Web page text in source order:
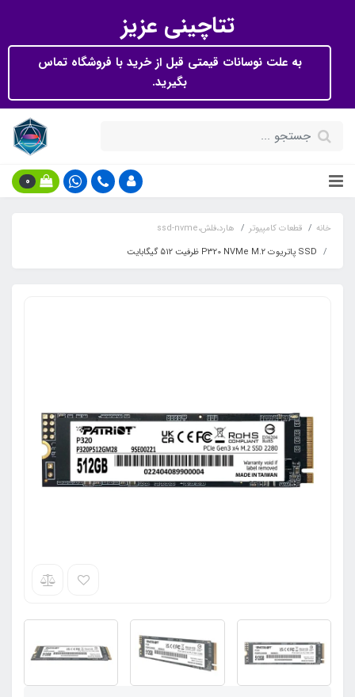
تتاچینی عزیز
به علت نوسانات قیمتی قبل از خرید با فروشگاه تماس
بگیرید.
0
خانه قطعات کامپیوتر
هارد،فلش،ssd-nvme
SSD پاتریوت P320 NVMe M.2 ظرفیت 512 گیگابایت